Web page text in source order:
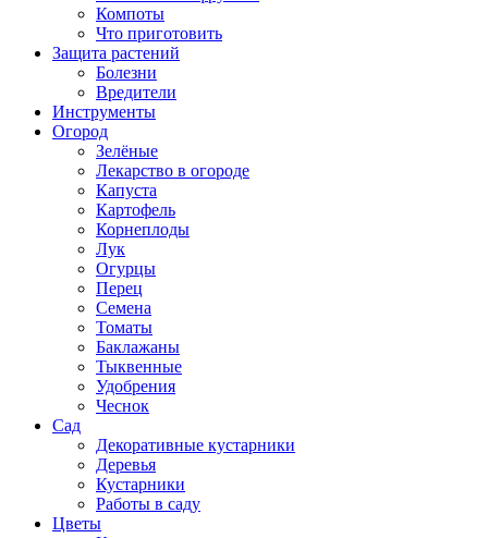
Компоты
Что приготовить
Защита растений
Болезни
Вредители
Инструменты
Огород
Зелёные
Лекарство в огороде
Капуста
Картофель
Корнеплоды
Лук
Огурцы
Перец
Семена
Томаты
Баклажаны
Тыквенные
Удобрения
Чеснок
Сад
Декоративные кустарники
Деревья
Кустарники
Работы в саду
Цветы